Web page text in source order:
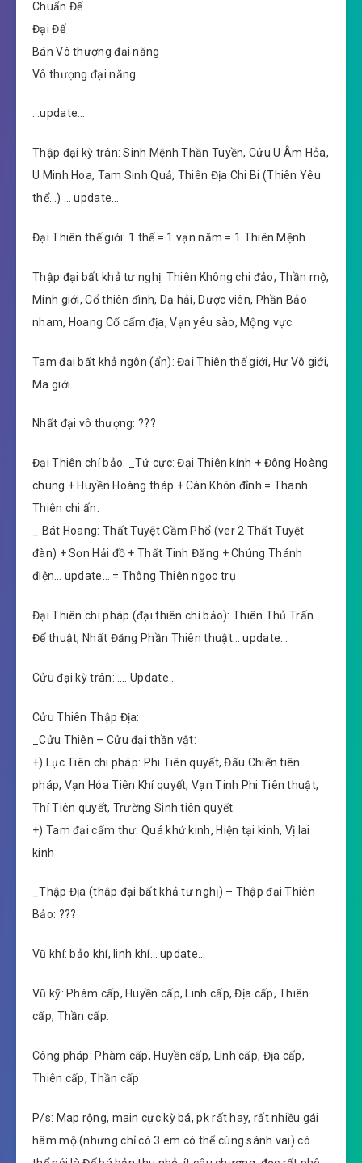
Chuẩn Đế
Đại Đế
Bán Vô thượng đại năng
Vô thượng đại năng
…update…
Thập đại kỳ trân: Sinh Mệnh Thần Tuyền, Cửu U Âm Hỏa,
U Minh Hoa, Tam Sinh Quả, Thiên Địa Chi Bi (Thiên Yêu
thể…) … update…
Đại Thiên thế giới: 1 thế = 1 vạn năm = 1 Thiên Mệnh
Thập đại bất khả tư nghị: Thiên Không chi đảo, Thần mộ,
Minh giới, Cổ thiên đình, Dạ hải, Dược viên, Phần Bảo
nham, Hoang Cổ cấm địa, Vạn yêu sào, Mộng vực.
Tam đại bất khả ngôn (ẩn): Đại Thiên thế giới, Hư Vô giới,
Ma giới.
Nhất đại vô thượng: ???
Đại Thiên chí bảo: _Tứ cực: Đại Thiên kính + Đông Hoàng
chung + Huyền Hoàng tháp + Càn Khôn đỉnh = Thanh
Thiên chi ấn.
_ Bát Hoang: Thất Tuyệt Cầm Phổ (ver 2 Thất Tuyệt
đàn) + Sơn Hải đồ + Thất Tinh Đăng + Chúng Thánh
điện… update… = Thông Thiên ngọc trụ
Đại Thiên chi pháp (đại thiên chí bảo): Thiên Thủ Trấn
Đế thuật, Nhất Đăng Phần Thiên thuật… update…
Cửu đại kỳ trân: …. Update…
Cửu Thiên Thập Địa:
_Cửu Thiên – Cửu đại thần vật:
+) Lục Tiên chi pháp: Phi Tiên quyết, Đấu Chiến tiên
pháp, Vạn Hóa Tiên Khí quyết, Vạn Tinh Phi Tiên thuật,
Thí Tiên quyết, Trường Sinh tiên quyết.
+) Tam đại cấm thư: Quá khứ kinh, Hiện tại kinh, Vị lai
kinh
_Thập Địa (thập đại bất khả tư nghị) – Thập đại Thiên
Bảo: ???
Vũ khí: bảo khí, linh khí… update…
Vũ kỹ: Phàm cấp, Huyền cấp, Linh cấp, Địa cấp, Thiên
cấp, Thần cấp.
Công pháp: Phàm cấp, Huyền cấp, Linh cấp, Địa cấp,
Thiên cấp, Thần cấp
P/s: Map rộng, main cực kỳ bá, pk rất hay, rất nhiều gái
hâm mộ (nhưng chỉ có 3 em có thể cùng sánh vai) có